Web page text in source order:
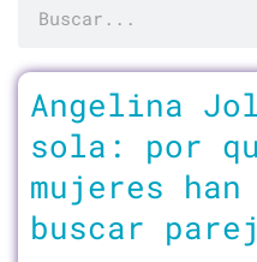
Angelina
sola: por
mujeres
buscar
Página